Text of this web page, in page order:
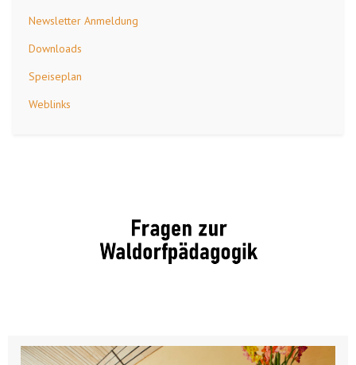
Newsletter Anmeldung
Downloads
Speiseplan
Weblinks